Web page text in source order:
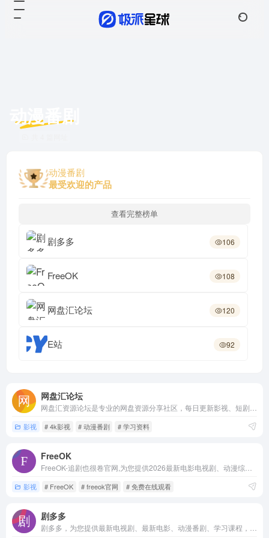
动漫番剧
动漫番剧
最受欢迎的产品
查看完整榜单
剧多多 106
FreeOK 108
网盘汇论坛 120
E站 92
网盘汇论坛
影视 # 4k影视 # 动漫番剧 # 学习资料
FreeOK
影视 # FreeOK # freeok官网 # 免费在线观看
剧多多